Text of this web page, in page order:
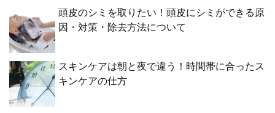
頭皮のシミを取りたい！頭皮にシミができる原
因・対策・除去方法について
スキンケアは朝と夜で違う！時間帯に合ったス
キンケアの仕方